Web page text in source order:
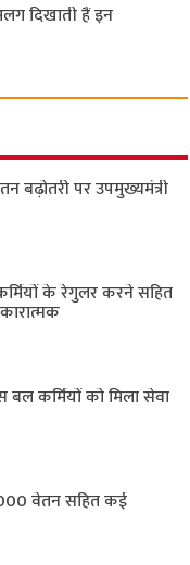
दिखाती हैं इन
बढ़ोतरी पर उपमुख्यमंत्री
के रेगुलर करने सहित
बल ​कर्मियों को मिला सेवा
वेतन सहित कई